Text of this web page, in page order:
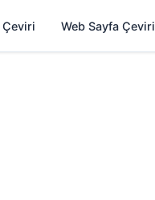
Çeviri Web Sayfa Çeviri